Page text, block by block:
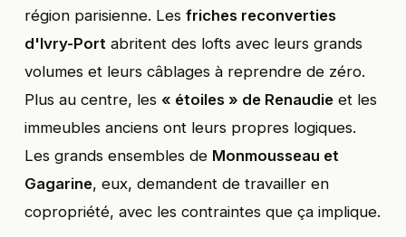
région parisienne. Les friches reconverties
d'Ivry-Port abritent des lofts avec leurs grands
volumes et leurs câblages à reprendre de zéro.
Plus au centre, les « étoiles » de Renaudieet les
immeubles anciens ont leurs propres logiques.
Les grands ensembles de Monmousseau et
Gagarine, eux, demandent de travailler en
copropriété, avec les contraintes que ça implique.